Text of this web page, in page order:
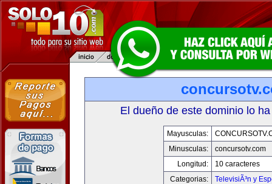
El dueño de este dominio lo
Mayusculas:
Minusculas:
concursotv.com
Longitud:
10 caracteres
Categorias:
TelevisiÃ³n y